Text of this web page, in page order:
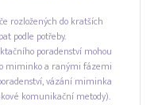
rozložených do kratších
podle potřeby.
poradenství mohou
miminko a ranými fázemi
vázání miminka
komunikační metody).